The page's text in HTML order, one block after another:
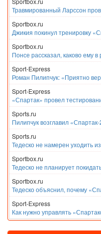
Травмированный Ларссон
Sportbox.ru
Джикия покинул тренировку
Sportbox.ru
Понсе рассказал, каково ему
Sport-Express
Роман Пилипчук: «Приятно
Sport-Express
«Спартак» провел
Sports.ru
Пилипчук возглавил «Спартак-
Sports.ru
Тедеско не намерен уходить
Sportbox.ru
Тедеско не планирует
Sportbox.ru
Тедеско объяснил, почему
Sport-Express
Как нужно управлять